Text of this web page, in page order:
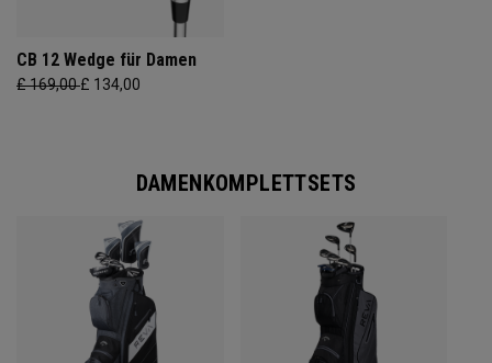
CB 12 Wedge für Damen
£ 169,00£ 134,00
DAMENKOMPLETTSETS